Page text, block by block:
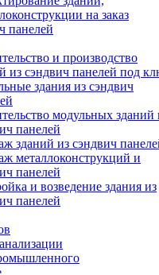
на заказ
панелей
и производство
из сэндвич панелей под
здания из сэндвич
модульных зданий
панелей
зданий из сэндвич
металлоконструкций и
панелей
и возведение здания из
панелей